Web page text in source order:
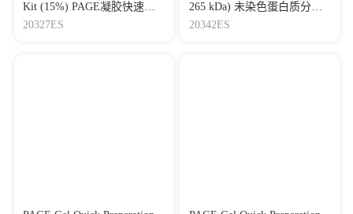
Kit (15%) PAGE凝胶快速制
备试剂盒 (15%)
20327ES
265 kDa) 未染色蛋白质分子
量标准(8-265 kDa)
20342ES